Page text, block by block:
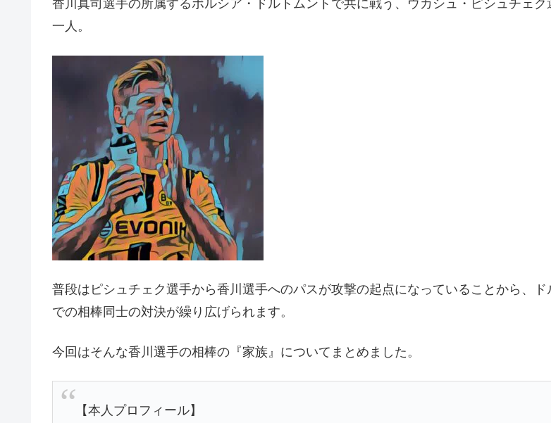
香川真司選手の所属するボルシア・ドルトムントで共に戦う、ウカシュ・ピシュチェク
一人。
普段はピシュチェク選手から香川選手へのパスが攻撃の起点になっていることから、ド
での相棒同士の対決が繰り広げられます。
今回はそんな香川選手の相棒の『家族』についてまとめました。
【本人プロフィール】